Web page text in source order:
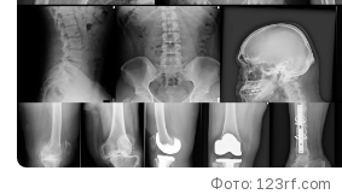
Фото: 123rf.com